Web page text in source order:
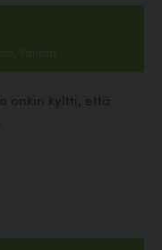
Vantaa
onkin kyltti, että